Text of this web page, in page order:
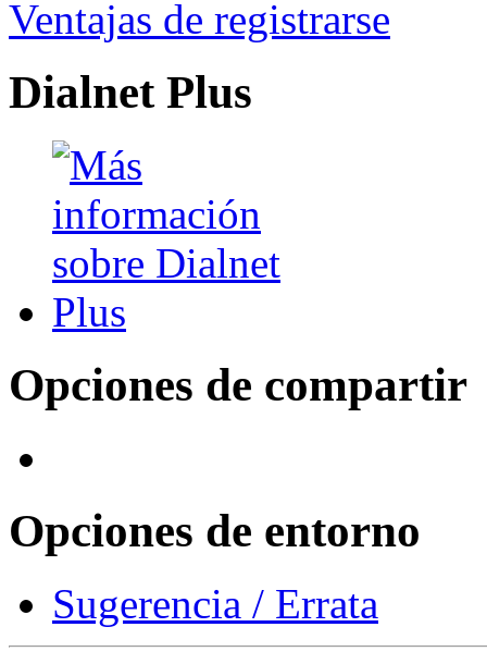
Ventajas de registrarse
Dialnet Plus
Opciones de compartir
Opciones de entorno
Sugerencia / Errata